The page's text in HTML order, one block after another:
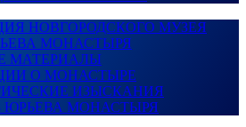
НОВГОРОДСКОГО МУЗЕЯ
МОНАСТЫРЯ
МАТЕРИАЛЫ
О МОНАСТЫРЕ
ИЗЫСКАНИЯ
ЮРЬЕВА МОНАСТЫРЯ